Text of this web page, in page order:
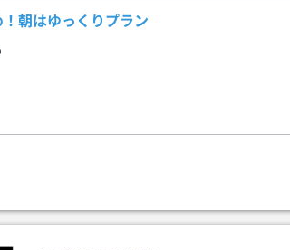
！朝はゆっくりプラン